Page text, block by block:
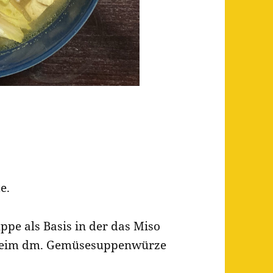
als Basis in der das Miso
dm. Gemüsesuppenwürze